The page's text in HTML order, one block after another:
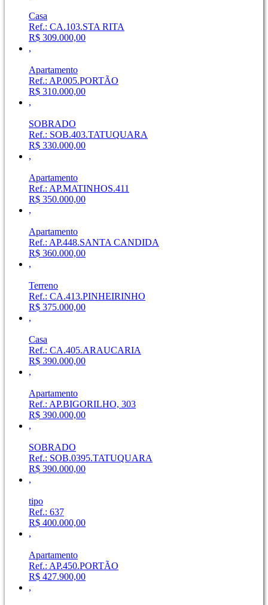
Casa
Ref.: CA.103.STA RITA
R$ 309.000,00
,
Apartamento
Ref.: AP.005.PORTÃO
R$ 310.000,00
,
SOBRADO
Ref.: SOB.403.TATUQUARA
R$ 330.000,00
,
Apartamento
Ref.: AP.MATINHOS.411
R$ 350.000,00
,
Apartamento
Ref.: AP.448.SANTA CANDIDA
R$ 360.000,00
,
Terreno
Ref.: CA.413.PINHEIRINHO
R$ 375.000,00
,
Casa
Ref.: CA.405.ARAUCARIA
R$ 390.000,00
,
Apartamento
Ref.: AP.BIGORILHO, 303
R$ 390.000,00
,
SOBRADO
Ref.: SOB.0395.TATUQUARA
R$ 390.000,00
,
tipo
Ref.: 637
R$ 400.000,00
,
Apartamento
Ref.: AP.450.PORTÃO
R$ 427.900,00
,